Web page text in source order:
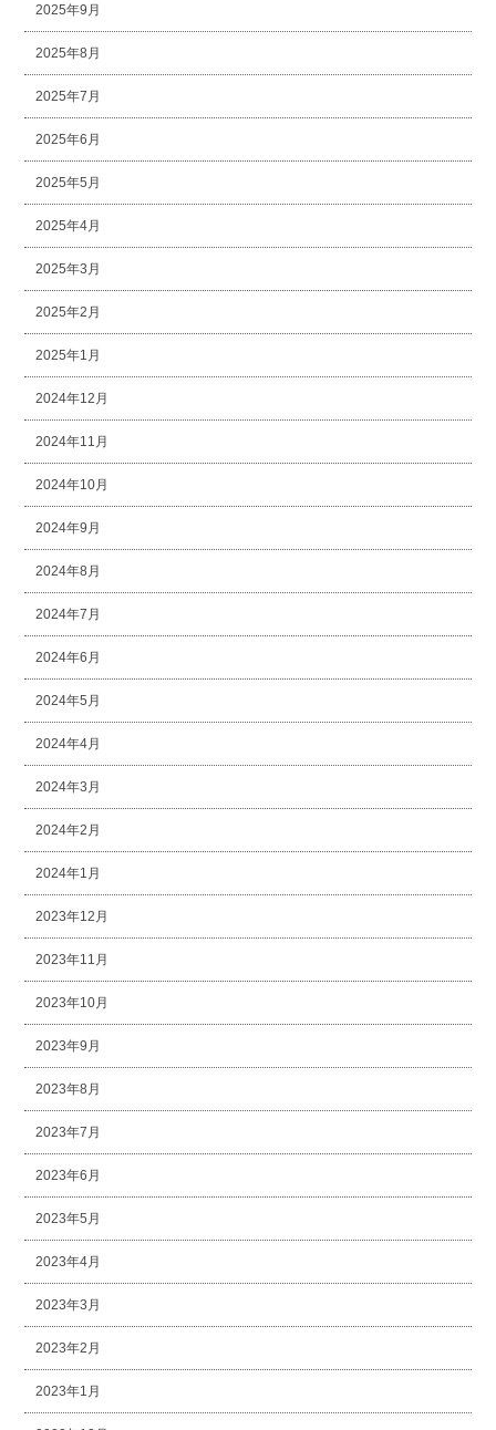
2025年9月
2025年8月
2025年7月
2025年6月
2025年5月
2025年4月
2025年3月
2025年2月
2025年1月
2024年12月
2024年11月
2024年10月
2024年9月
2024年8月
2024年7月
2024年6月
2024年5月
2024年4月
2024年3月
2024年2月
2024年1月
2023年12月
2023年11月
2023年10月
2023年9月
2023年8月
2023年7月
2023年6月
2023年5月
2023年4月
2023年3月
2023年2月
2023年1月